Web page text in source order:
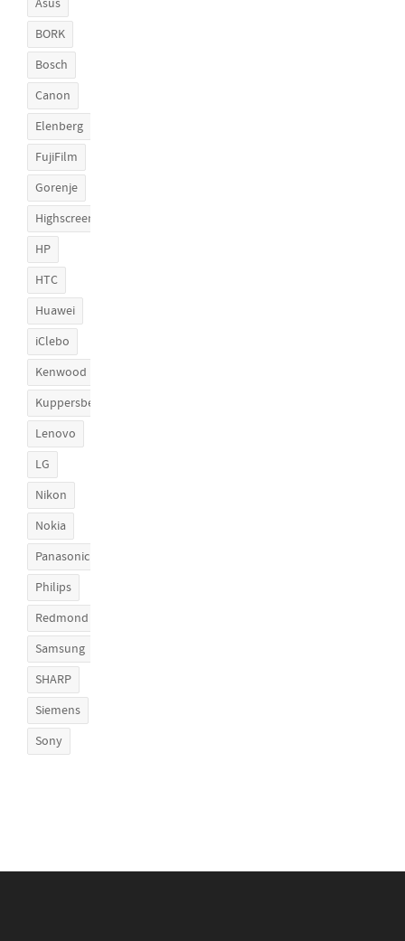
Asus
BORK
Bosch
Canon
Elenberg
FujiFilm
Gorenje
Highscreen
HP
HTC
Huawei
iClebo
Kenwood
Kuppersberg
Lenovo
LG
Nikon
Nokia
Panasonic
Philips
Redmond
Samsung
SHARP
Siemens
Sony